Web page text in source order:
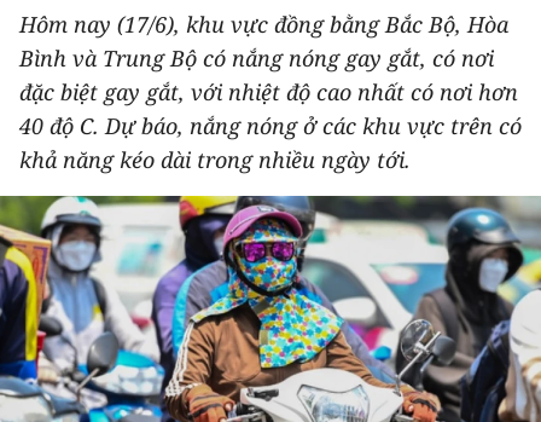
XÃ HỘI
PHÁP LUẬT
DU LỊCH
THẾ GIỚI
THỂ THAO
GIÁO DỤC
Y TẾ
Hôm nay (17/6), khu vực đồng bằng Bắc Bộ, Hòa
Bình và Trung Bộ có nắng nóng gay gắt, có nơi
đặc biệt gay gắt, với nhiệt độ cao nhất có nơi hơn
40 độ C. Dự báo, nắng nóng ở các khu vực trên có
khả năng kéo dài trong nhiều ngày tới.